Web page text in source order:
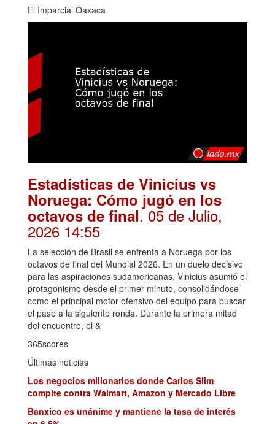
El Imparcial Oaxaca
Estadísticas de Vinicius vs
Noruega: Cómo jugó en los
octavos de final. 05 de Julio,
2026 14:55
La selección de Brasil se enfrenta a Noruega por los
octavos de final del Mundial 2026. En un duelo decisivo
para las aspiraciones sudamericanas, Vinicius asumió el
protagonismo desde el primer minuto, consolidándose
como el principal motor ofensivo del equipo para buscar
el pase a la siguiente ronda. Durante la primera mitad
del encuentro, el &
365scores
Últimas noticias
Los negocios millonarios donde Carlos Slim
compite contra Walmart, Amazon y Mercado Libre
Banxico es unánime y mantiene la tasa de interés